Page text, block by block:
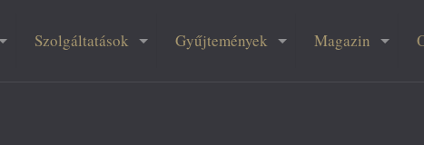
Szolgáltatások Gyűjtemények Magazin